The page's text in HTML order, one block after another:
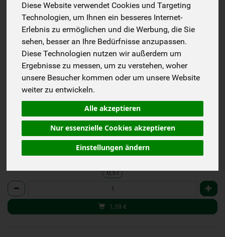
Diese Website verwendet Cookies und Targeting
Technologien, um Ihnen ein besseres Internet-
Erlebnis zu ermöglichen und die Werbung, die Sie
sehen, besser an Ihre Bedürfnisse anzupassen.
Diese Technologien nutzen wir außerdem um
Ergebnisse zu messen, um zu verstehen, woher
unsere Besucher kommen oder um unsere Website
weiter zu entwickeln.
Alle akzeptieren
Nur essenzielle Cookies akzeptieren
Einstellungen ändern
BERNSTEIN WEIZEN
naturbelassenes
alkoholfreies Hefeweizen
Störtebeker
Handelsklasse--
MEHRWEG
(3,18 € / Liter)
ab 20: 0,5 l 1,49 € (2,98 € / Liter)
inkl. 19% MwSt.
Mindestalter: 16 Jahre
0,5 l
Anzahl
1,59 €